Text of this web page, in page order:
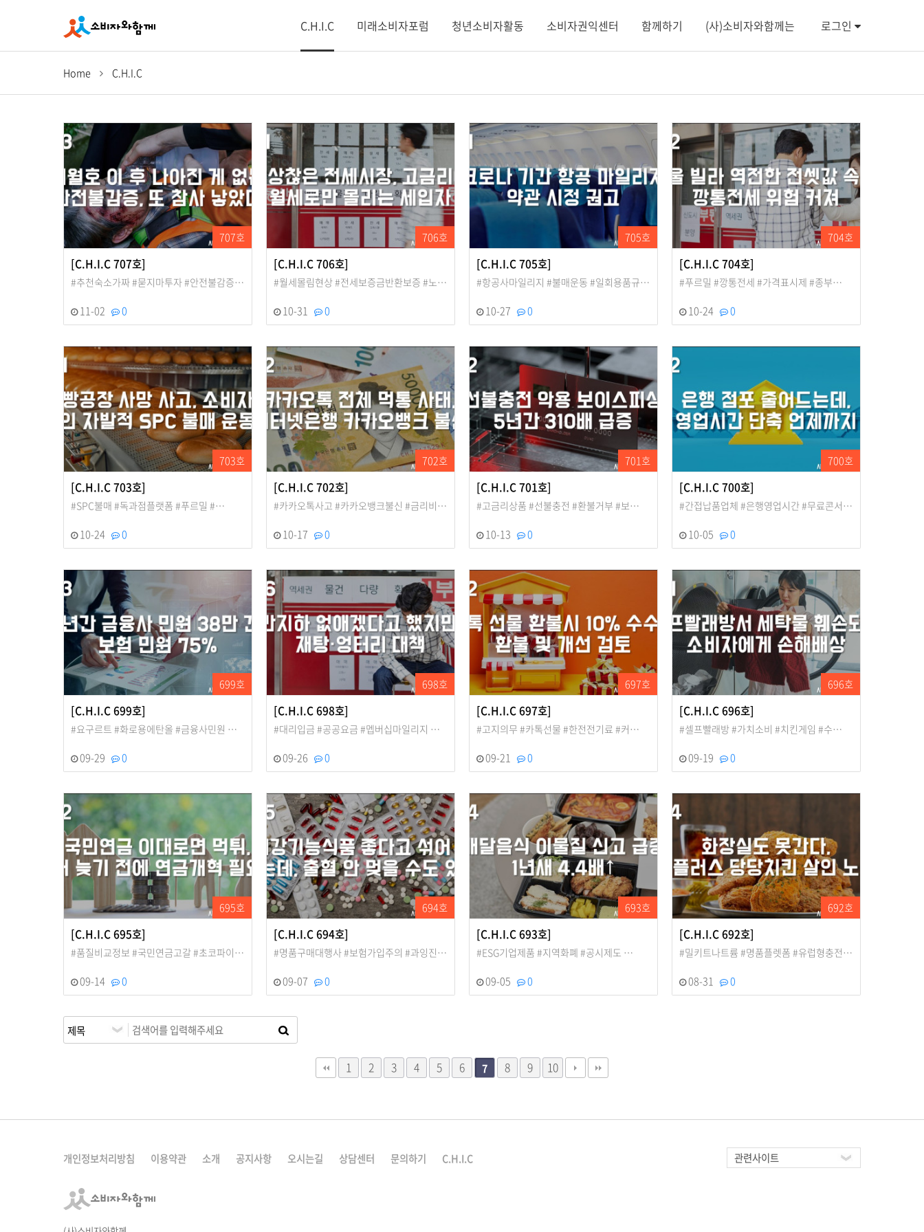
C.H.I.C 미래소비자포럼 청년소비자활동 소비자권익센터 함께하기 (사)소비자와함께는 로그인
Home C.H.I.C
707호
[C.H.I.C 707호]
#추천숙소가짜 #묻지마투자 #안전불감증…
11-02 0
706호
[C.H.I.C 706호]
#월세몰림현상 #전세보증금반환보증 #노…
10-31 0
705호
[C.H.I.C 705호]
#항공사마일리지 #불매운동 #일회용품규…
10-27 0
704호
[C.H.I.C 704호]
#푸르밀 #깡통전세 #가격표시제 #종부…
10-24 0
703호
[C.H.I.C 703호]
#SPC불매 #독과점플랫폼 #푸르밀 #…
10-24 0
702호
[C.H.I.C 702호]
#카카오톡사고 #카카오뱅크불신 #금리비…
10-17 0
701호
[C.H.I.C 701호]
#고금리상품 #선불충전 #환불거부 #보…
10-13 0
700호
[C.H.I.C 700호]
#간접납품업체 #은행영업시간 #무료콘서…
10-05 0
699호
[C.H.I.C 699호]
#요구르트 #화로용에탄올 #금융사민원 …
09-29 0
698호
[C.H.I.C 698호]
#대리입금 #공공요금 #멥버십마일리지 …
09-26 0
697호
[C.H.I.C 697호]
#고지의무 #카톡선물 #한전전기료 #커…
09-21 0
696호
[C.H.I.C 696호]
#셀프빨래방 #가치소비 #치킨게임 #수…
09-19 0
695호
[C.H.I.C 695호]
#품질비교정보 #국민연금고갈 #초코파이…
09-14 0
694호
[C.H.I.C 694호]
#명품구매대행사 #보험가입주의 #과잉진…
09-07 0
693호
[C.H.I.C 693호]
#ESG기업제품 #지역화폐 #공시제도 …
09-05 0
692호
[C.H.I.C 692호]
#밀키트나트륨 #명품플렛폼 #유럽형충전…
08-31 0
1 2 3 4 5 6 7 8 9 10
개인정보처리방침 이용약관 소개 공지사항 오시는길 상담센터 문의하기 C.H.I.C